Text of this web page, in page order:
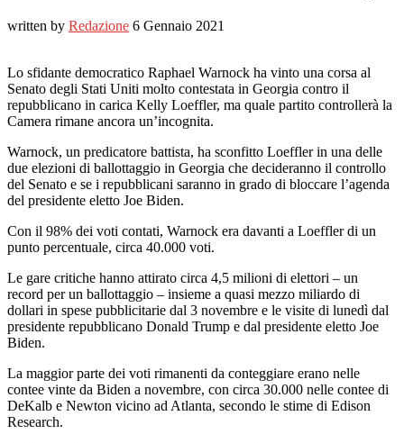
written by Redazione 6 Gennaio 2021
Lo sfidante democratico Raphael Warnock ha vinto una corsa al
Senato degli Stati Uniti molto contestata in Georgia contro il
repubblicano in carica Kelly Loeffler, ma quale partito controllerà la
Camera rimane ancora un’incognita.
Warnock, un predicatore battista, ha sconfitto Loeffler in una delle
due elezioni di ballottaggio in Georgia che decideranno il controllo
del Senato e se i repubblicani saranno in grado di bloccare l’agenda
del presidente eletto Joe Biden.
Con il 98% dei voti contati, Warnock era davanti a Loeffler di un
punto percentuale, circa 40.000 voti.
Le gare critiche hanno attirato circa 4,5 milioni di elettori – un
record per un ballottaggio – insieme a quasi mezzo miliardo di
dollari in spese pubblicitarie dal 3 novembre e le visite di lunedì dal
presidente repubblicano Donald Trump e dal presidente eletto Joe
Biden.
La maggior parte dei voti rimanenti da conteggiare erano nelle
contee vinte da Biden a novembre, con circa 30.000 nelle contee di
DeKalb e Newton vicino ad Atlanta, secondo le stime di Edison
Research.